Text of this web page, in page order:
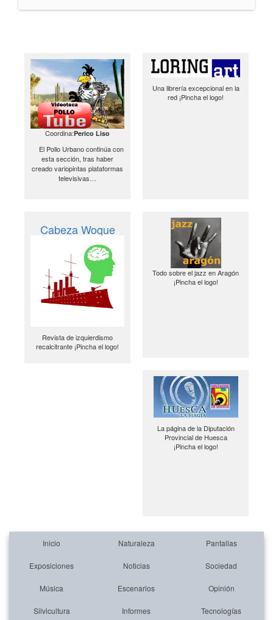
Coordina:Perico Liso
El Pollo Urbano continúa con
esta sección, tras haber
creado variopintas plataformas
televisivas…
Una librería excepcional en la
red ¡Pincha el logo!
Cabeza Woque
Revista de izquierdismo
recalcitrante ¡Pincha el logo!
Todo sobre el jazz en Aragón
¡Pincha el logo!
La página de la Diputación
Provincial de Huesca
¡Pincha el logo!
Inicio Naturaleza Pantallas
Exposiciones Noticias Sociedad
Música Escenarios Opinión
Silvicultura Informes Tecnologías